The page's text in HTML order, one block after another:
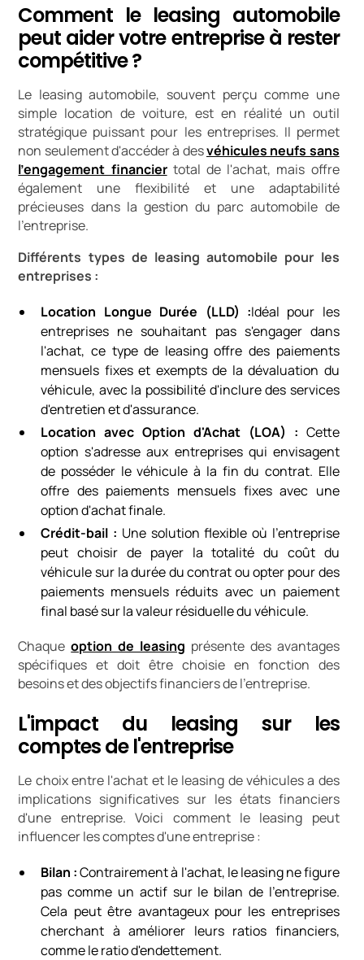
Comment le leasing automobile
peut aider votre entreprise à rester
compétitive ?
Le leasing automobile, souvent perçu comme une
simple location de voiture, est en réalité un outil
stratégique puissant pour les entreprises. Il permet
non seulement d'accéder à desvéhicules neufs sans
l'engagement financier total de l'achat, mais offre
également une flexibilité et une adaptabilité
précieuses dans la gestion du parc automobile de
l'entreprise.
Différents types de leasing automobile pour les
entreprises :
Location Longue Durée (LLD) :Idéal pour les
entreprises ne souhaitant pas s'engager dans
l'achat, ce type de leasing offre des paiements
mensuels fixes et exempts de la dévaluation du
véhicule, avec la possibilité d'inclure des services
d'entretien et d'assurance.
Location avec Option d'Achat (LOA) : Cette
option s'adresse aux entreprises qui envisagent
de posséder le véhicule à la fin du contrat. Elle
offre des paiements mensuels fixes avec une
option d'achat finale.
Crédit-bail : Une solution flexible où l'entreprise
peut choisir de payer la totalité du coût du
véhicule sur la durée du contrat ou opter pour des
paiements mensuels réduits avec un paiement
final basé sur la valeur résiduelle du véhicule.
Chaqueoption de leasing présente des avantages
spécifiques et doit être choisie en fonction des
besoins et des objectifs financiers de l'entreprise.
L'impact du leasing sur les
comptes de l'entreprise
Le choix entre l'achat et le leasing de véhicules a des
implications significatives sur les états financiers
d'une entreprise. Voici comment le leasing peut
influencer les comptes d'une entreprise :
Bilan :Contrairement à l'achat, le leasing ne figure
pas comme un actif sur le bilan de l'entreprise.
Cela peut être avantageux pour les entreprises
cherchant à améliorer leurs ratios financiers,
comme le ratio d'endettement.